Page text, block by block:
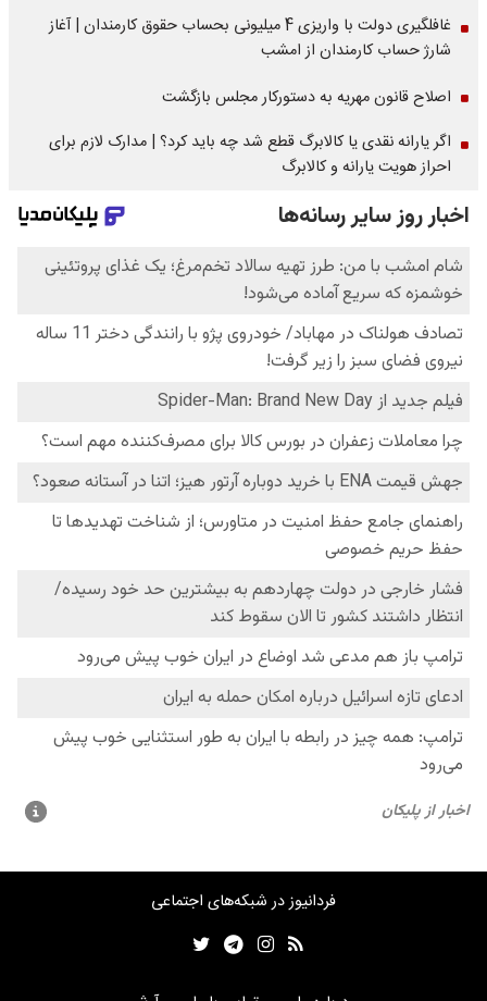
غافلگیری دولت با واریزی 4 میلیونی بحساب حقوق کارمندان | آغاز
شارژ حساب کارمندان از امشب
اصلاح قانون مهریه به دستورکار مجلس بازگشت
اگر یارانه نقدی یا کالابرگ قطع شد چه باید کرد؟ | مدارک لازم برای
احراز هویت یارانه و کالابرگ
فردانیوز در شبکه‌های اجتماعی